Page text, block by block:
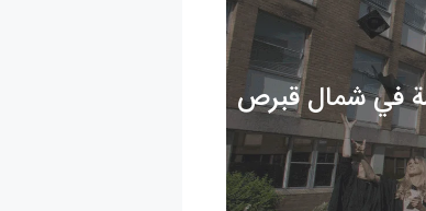
في شمال قبرص